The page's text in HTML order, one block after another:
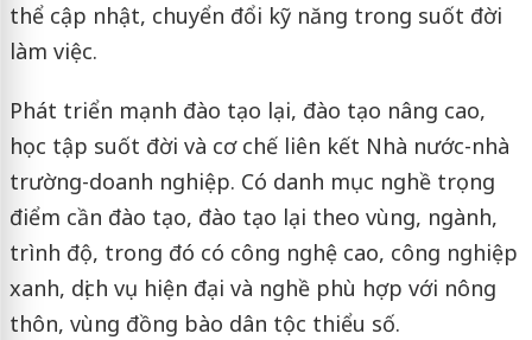
thể cập nhật, chuyển đổi kỹ năng trong suốt đời
làm việc.
Phát triển mạnh đào tạo lại, đào tạo nâng cao,
học tập suốt đời và cơ chế liên kết Nhà nước-nhà
trường-doanh nghiệp. Có danh mục nghề trọng
điểm cần đào tạo, đào tạo lại theo vùng, ngành,
trình độ, trong đó có công nghệ cao, công nghiệp
xanh, dịch vụ hiện đại và nghề phù hợp với nông
thôn, vùng đồng bào dân tộc thiểu số.